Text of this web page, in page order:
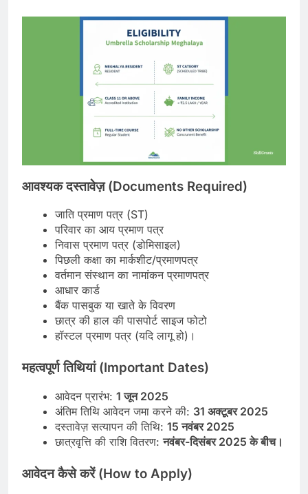
आवश्यक दस्तावेज़ (Documents Required)
जाति प्रमाण पत्र (ST)
परिवार का आय प्रमाण पत्र
निवास प्रमाण पत्र (डोमिसाइल)
पिछली कक्षा का मार्कशीट/प्रमाणपत्र
वर्तमान संस्थान का नामांकन प्रमाणपत्र
आधार कार्ड
बैंक पासबुक या खाते के विवरण
छात्र की हाल की पासपोर्ट साइज फोटो
हॉस्टल प्रमाण पत्र (यदि लागू हो)।
महत्वपूर्ण तिथियां (Important Dates)
आवेदन प्रारंभ: 1जून 2025
अंतिम तिथि आवेदन जमा करने की: 31 अक्टूबर 2025
दस्तावेज़ सत्यापन की तिथि: 15नवंबर 2025
छात्रवृत्ति की राशि वितरण:नवंबर-दिसंबर 2025के बीच।
आवेदन कैसे करें (How to Apply)